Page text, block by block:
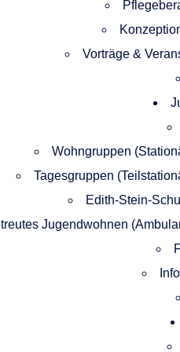
Vorträge &
Wohngruppen
Tagesgruppen
Edith-Stein-
Jugendwohnen